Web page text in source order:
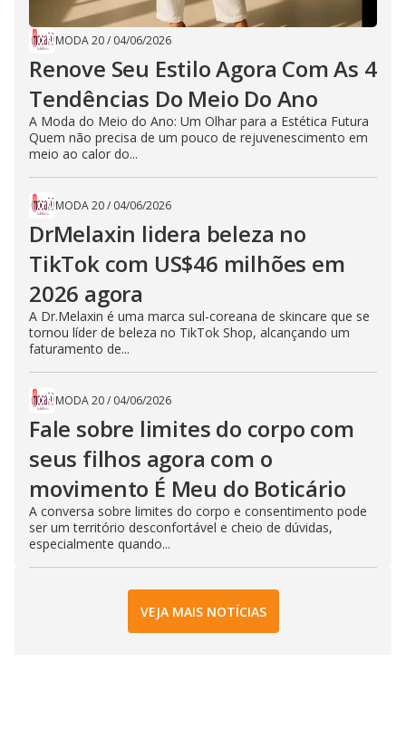
MODA 20/ 04/06/2026
Renove Seu Estilo Agora Com As 4
Tendências Do Meio Do Ano
A Moda do Meio do Ano: Um Olhar para a Estética Futura
Quem não precisa de um pouco de rejuvenescimento em
meio ao calor do...
MODA 20/ 04/06/2026
DrMelaxin lidera beleza no
TikTok com US$46 milhões em
2026 agora
A Dr.Melaxin é uma marca sul-coreana de skincare que se
tornou líder de beleza no TikTok Shop, alcançando um
faturamento de...
MODA 20/ 04/06/2026
Fale sobre limites do corpo com
seus filhos agora com o
movimento É Meu do Boticário
A conversa sobre limites do corpo e consentimento pode
ser um território desconfortável e cheio de dúvidas,
especialmente quando...
VEJA MAIS NOTÍCIAS